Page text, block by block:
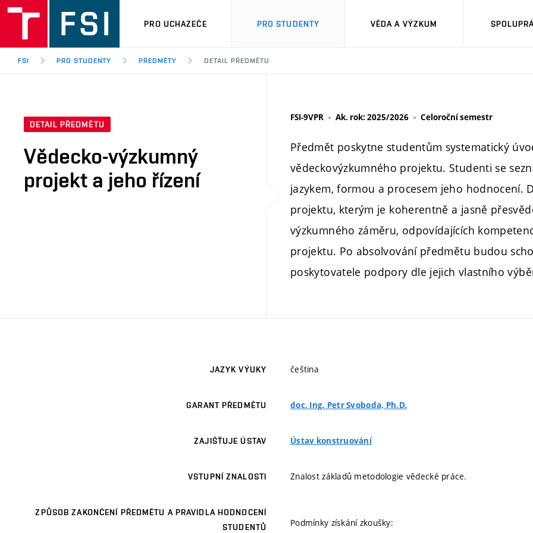
PRO UCHAZEČE PRO STUDENTY VĚDA A VÝZKUM
FSI PRO STUDENTY PŘEDMĚTY DETAIL PŘEDMĚTU
DETAIL PŘEDMĚTU
Vědecko-výzkumný
projekt a jeho řízení
FSI-9VPR Ak. rok: 2025/2026 Celoroční semestr
Předmět poskytne studentům systematický
vědeckovýzkumného projektu. Studenti se
jazykem, formou a procesem jeho hodnocení.
projektu, kterým je koherentně a jasně
výzkumného záměru, odpovídajících
projektu. Po absolvování předmětu budou
poskytovatele podpory dle jejich vlastního
JAZYK VÝUKY čeština
GARANT PŘEDMĚTU doc. Ing. Petr Svoboda, Ph.D.
ZAJIŠŤUJE ÚSTAV Ústav konstruování
VSTUPNÍ ZNALOSTI Znalost základů metodologie vědecké práce.
ZPŮSOB ZAKONČENÍ PŘEDMĚTU A PRAVIDLA HODNOCENÍ
STUDENTŮ
Podmínky získání zkoušky: